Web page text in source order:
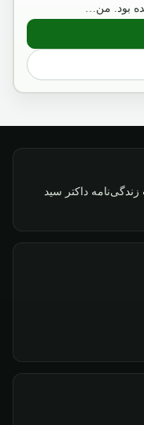
بود. من…
داکتر سید